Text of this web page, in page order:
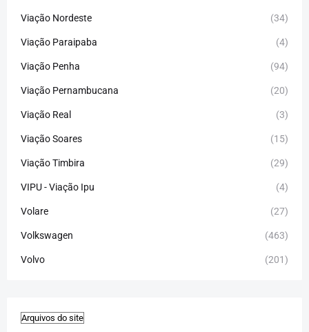
Viação Nordeste (34)
Viação Paraipaba (4)
Viação Penha (94)
Viação Pernambucana (20)
Viação Real (3)
Viação Soares (15)
Viação Timbira (29)
VIPU - Viação Ipu (4)
Volare (27)
Volkswagen (463)
Volvo (201)